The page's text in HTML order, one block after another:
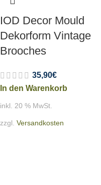
IOD Decor Mould
Dekorform Vintage
Brooches
35,90€
In den Warenkorb
inkl. 20 % MwSt.
zzgl. Versandkosten